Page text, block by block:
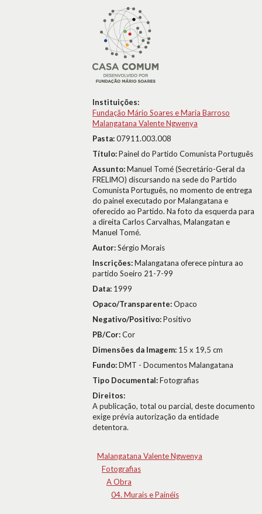
Instituições:
Fundação Mário Soares e Maria Barroso
Malangatana Valente Ngwenya
Pasta:07911.003.008
Título:Painel do Partido Comunista Português
Assunto:Manuel Tomé (Secretário-Geral da
FRELIMO) discursando na sede do Partido
Comunista Português, no momento de entrega
do painel executado por Malangatana e
oferecido ao Partido. Na foto da esquerda para
a direita Carlos Carvalhas, Malangatan e
Manuel Tomé.
Autor:Sérgio Morais
Inscrições:Malangatana oferece pintura ao
partido Soeiro 21-7-99
Data: 1999
Opaco/Transparente:Opaco
Negativo/Positivo:Positivo
PB/Cor:Cor
Dimensões da Imagem: 15 x 19,5 cm
Fundo:DMT - Documentos Malangatana
Tipo Documental:Fotografias
Direitos:
A publicação, total ou parcial, deste documento
exige prévia autorização da entidade
detentora.
Malangatana Valente Ngwenya
Fotografias
A Obra
04. Murais e Painéis